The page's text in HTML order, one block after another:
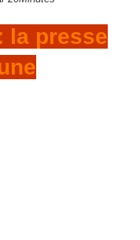
la presse